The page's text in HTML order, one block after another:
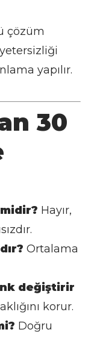
çözüm
yapılır.
30
Hayır,
Ortalama
değiştirir
korur.
Doğru